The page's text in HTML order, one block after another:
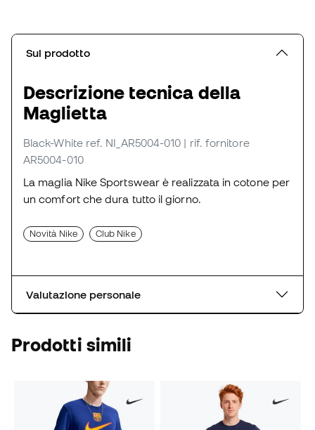
Sul prodotto
Descrizione tecnica della
Maglietta
Black-White ref. NI_AR5004-010 | rif. fornitore
AR5004-010
La maglia Nike Sportswear è realizzata in cotone per
un comfort che dura tutto il giorno.
Novità Nike Club Nike
Valutazione personale
Prodotti simili